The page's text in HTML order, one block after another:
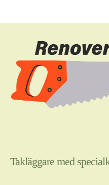
RENOVERA DIN HALL
RENOVERA SJÄLV
BLOGG
Takläggare med